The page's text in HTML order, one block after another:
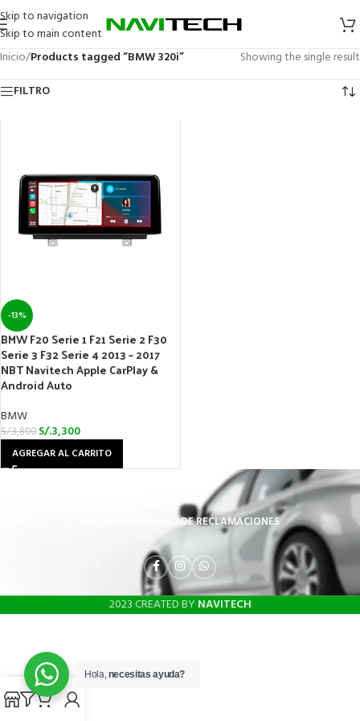
Skip to navigation
Skip to main content
Inicio/Products tagged “BMW 320i”
Showing the single result
FILTRO
-13%
BMW F20 Serie 1 F21 Serie 2 F30
Serie 3 F32 Serie 4 2013 – 2017
NBT Navitech Apple CarPlay &
Android Auto
BMW
S/.3,800 S/.3,300
AGREGAR AL CARRITO
LIBRO DE RECLAMACIONES
2023 CREATED BY NAVITECH
Hola,necesitas ayuda?